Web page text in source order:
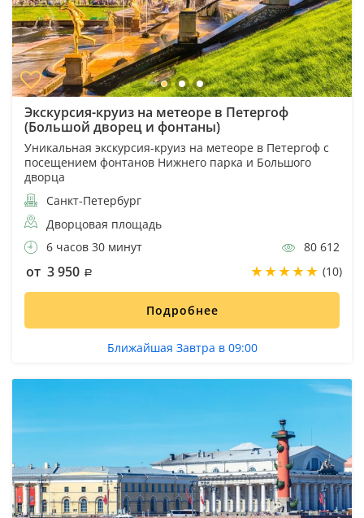
Экскурсия-круиз на метеоре в Петергоф
(Большой дворец и фонтаны)
Уникальная экскурсия-круиз на метеоре в Петергоф с
посещением фонтанов Нижнего парка и Большого
дворца
Санкт-Петербург
Дворцовая площадь
6 часов 30 минут
80 612
от 3 950 (10)
Подробнее
Ближайшая Завтра в 09:00